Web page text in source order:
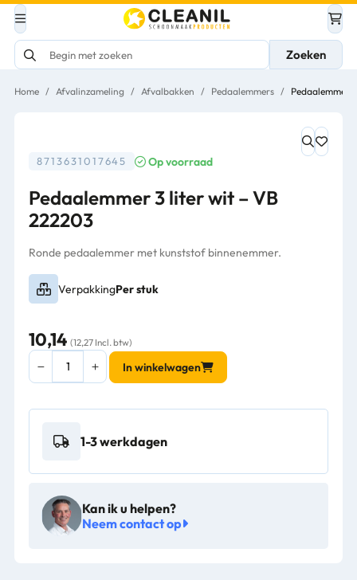
Zoeken
Home / Afvalinzameling / Afvalbakken / Pedaalemmers / Pedaalemmer
8713631017645 Op voorraad
Pedaalemmer 3 liter wit – VB
222203
Ronde pedaalemmer met kunststof binnenemmer.
VerpakkingPer stuk
10,14 (12,27 Incl. btw)
Pedaalemmer
3
wit
In winkelwagen
1-3 werkdagen
Kan ik u helpen?
Neem contact op